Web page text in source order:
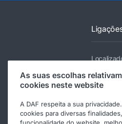
Camiões
Serviços
Notícias
Trabalhar
As suas escolhas
cookies neste website
A DAF respeita a sua
cookies para diversas